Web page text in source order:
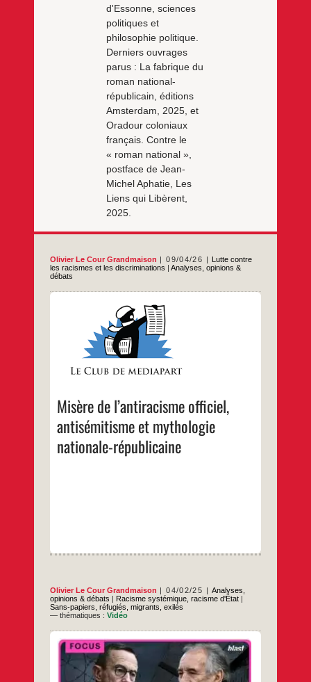
d'Essonne, sciences
politiques et
philosophie politique.
Derniers ouvrages
parus : La fabrique du
roman national-
républicain, éditions
Amsterdam, 2025, et
Oradour coloniaux
français. Contre le
« roman national »,
postface de Jean-
Michel Aphatie, Les
Liens qui Libèrent,
2025.
Olivier Le Cour Grandmaison 09/04/26
Lutte contre
les racismes et les discriminations |Analyses, opinions &
débats
Misère de l’antiracisme officiel,
antisémitisme et mythologie
nationale-républicaine
Alors que la campagne des présidentielles
est déjà engagée, que les extrêmes-droites
prospèrent sur le plan électoral, politique et
culturel, que les gauches sont affaiblies et
divisées comme rarement, et que leurs
dirigeants continuent de s’agiter sous ce
volcan toujours plus menaçant en croyant
de
l’antiracisme
officiel,
antisémitisme
mythologie
Olivier Le Cour Grandmaison 04/02/25
Analyses,
opinions & débats | Racisme systémique, racisme d'État |
Sans-papiers, réfugiés, migrants, exilés
— thématiques :Vidéo
« Submersion migratoire », autrefois des
mots utilisés par feu Jean-Marie Le Pen, et
prononcés aujourd’hui par le premier